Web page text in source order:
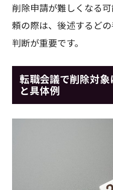
削除申請が難しくなる
頼の際は、後述するど
判断が重要です。
転職会議で削除対
と具体例